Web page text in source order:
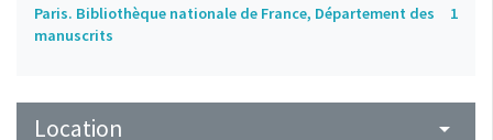
Paris. Bibliothèque nationale de France, Département des
manuscrits
1
Location arrow_drop_down